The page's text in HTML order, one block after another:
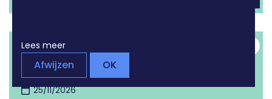
Digipuntsessie zonder afspraak
Kom langs met je toestel voor gratis digitale hulp.
25/11/2026
Lees meer
Afwijzen OK